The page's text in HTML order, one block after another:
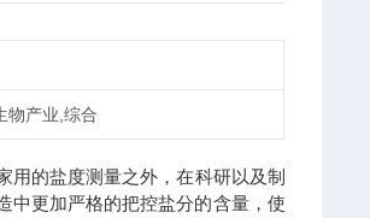
物产业,综合
用的盐度测量之外，在科研以及制
中更加严格的把控盐分的含量，使